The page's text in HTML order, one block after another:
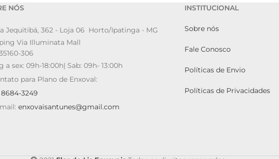
NÓS
Jequitibá, 362 - Loja 06 Horto/Ipatinga - MG
Via Illuminata Mall
306
a sex: 09h-18:00h| Sab: 09h- 13:00h
para Plano de Enxoval:
8684-3249
enxovaisantunes@gmail.com
INSTITUCIONAL
Sobre nós
Fale Conosco
Políticas de Envio
Políticas de Privacidades